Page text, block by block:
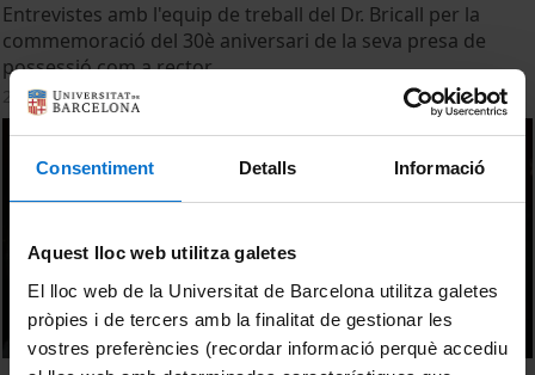
Consentiment Detalls Informació
Aquest lloc web utilitza galetes
El lloc web de la Universitat de Barcelona utilitza galetes
pròpies i de tercers amb la finalitat de gestionar les
vostres preferències (recordar informació perquè accediu
Entrevistes amb l'equip de treball del Dr. Bricall per la
commemoració del 30è aniversari de la seva presa de
possessió com a rector
24 febrer, 2016